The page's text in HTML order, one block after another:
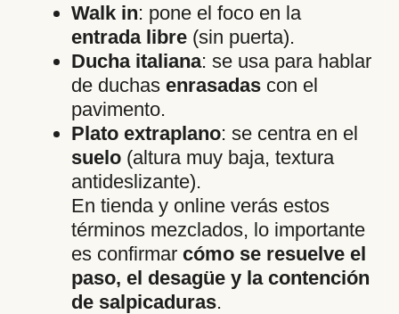
Walk in: pone el foco en la
entrada libre (sin puerta).
Ducha italiana: se usa para hablar
de duchas enrasadas con el
pavimento.
Plato extraplano: se centra en el
suelo (altura muy baja, textura
antideslizante).
En tienda y online verás estos
términos mezclados, lo importante
es confirmar cómo se resuelve el
paso, el desagüe y la contención
de salpicaduras.